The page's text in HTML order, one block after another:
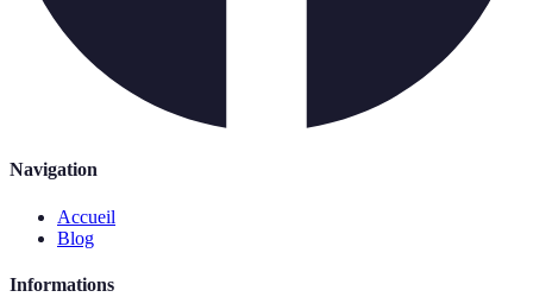
Navigation
Accueil
Blog
Informations